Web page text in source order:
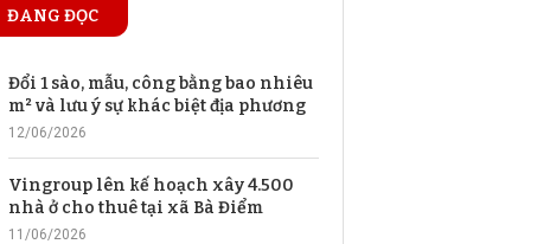
ĐANG ĐỌC
Đổi 1 sào, mẫu, công bằng bao nhiêu
m² và lưu ý sự khác biệt địa phương
12/06/2026
Vingroup lên kế hoạch xây 4.500
nhà ở cho thuê tại xã Bà Điểm
11/06/2026